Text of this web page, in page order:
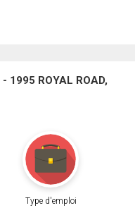
1995 ROYAL ROAD,
Type d'emploi